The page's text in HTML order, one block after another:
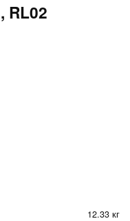
RL02
12.33 кг